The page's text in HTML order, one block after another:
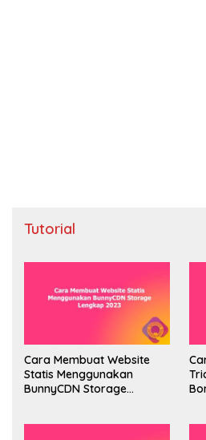
Tutorial
Cara Membuat Website
Statis Menggunakan
BunnyCDN Storage